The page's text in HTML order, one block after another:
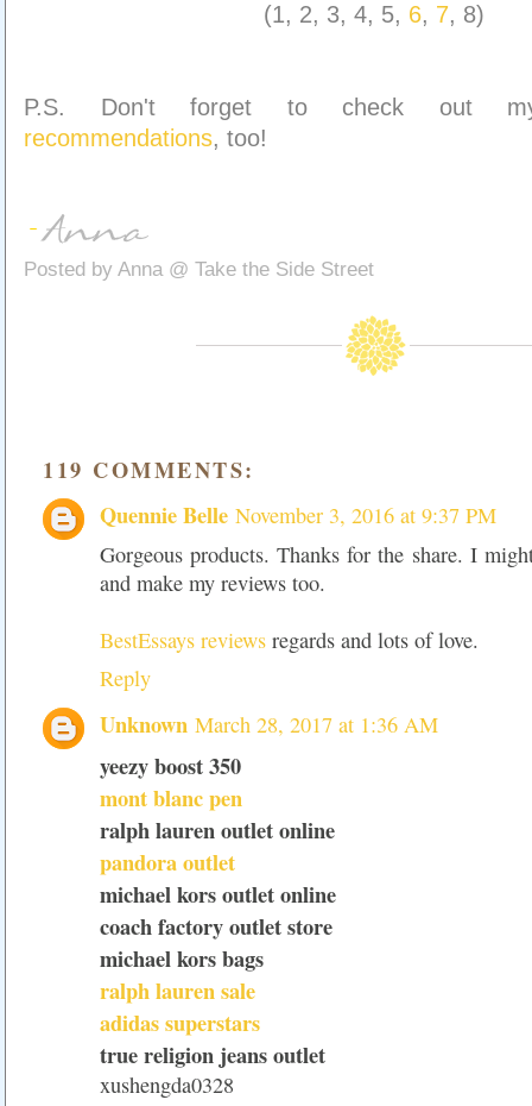
(1, 2, 3, 4, 5, 6, 7, 8)
P.S. Don't forget to check out
recommendations, too!
Posted by Anna @ Take the Side Street
119 COMMENTS:
Quennie Belle November 3, 2016 at 9:37 PM
Gorgeous products. Thanks for the share. I
and make my reviews too.
BestEssays reviews regards and lots of love.
Reply
Unknown March 28, 2017 at 1:36 AM
yeezy boost 350
mont blanc pen
ralph lauren outlet online
pandora outlet
michael kors outlet online
coach factory outlet store
michael kors bags
ralph lauren sale
adidas superstars
true religion jeans outlet
xushengda0328